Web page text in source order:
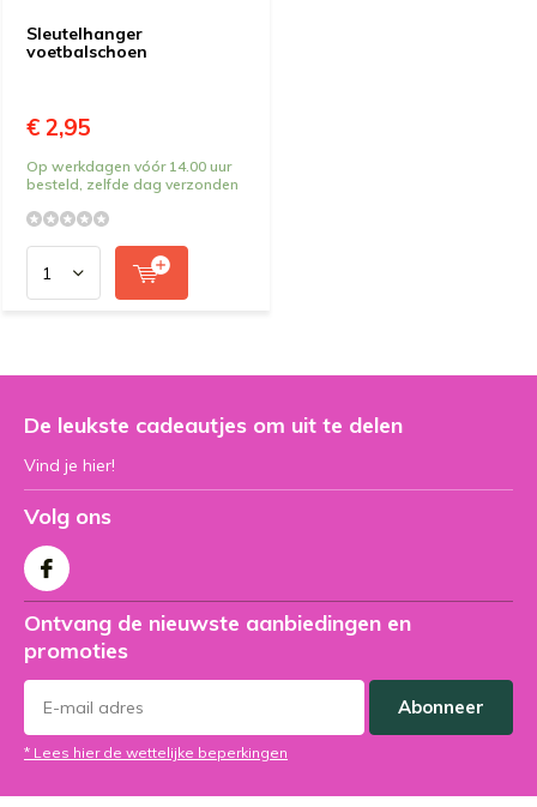
Sleutelhanger
voetbalschoen
€ 2,95
Op werkdagen vóór 14.00 uur
besteld, zelfde dag verzonden
De leukste cadeautjes om uit te delen
Vind je hier!
Volg ons
Ontvang de nieuwste aanbiedingen en
promoties
Abonneer
* Lees hier de wettelijke beperkingen